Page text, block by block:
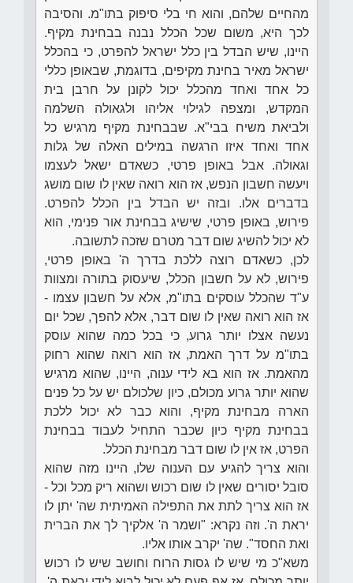
מהחיים שלהם, והוא חי בלי סיפוק בתו"מ. והסיבה
לכך היא, משום שכל הכלל נבנה בבחינת מקיף.
היינו, שיש הבדל בין כלל ישראל להפרט, כי בהכלל
ישראל מאיר בחינת מקיפים, בדוגמת, שבאופן כללי
כל אחד ואחד מהכלל יכול לקונן על חרבן בית
המקדש, ומצפה לגילוי אליהו ולגאולה השלמה
ולביאת משיח בבי"א. שבבחינת מקיף מרגיש כל
אחד ואחד איזו הרגשה במילים האלה של גלות
וגאולה. אבל באופן פרטי, כשאדם ישאל לעצמו
ויעשה חשבון הנפש, אז הוא רואה שאין לו שום מושג
בדברים אלו. ובזה יש הבדל בין הכלל להפרט.
פירוש, באופן פרטי, שישיג בבחינת אור פנימי, הוא
לא יכול להשיג שום דבר מטרם שזכה לתשובה.
לכן, כשאדם רוצה ללכת בדרך ה' באופן פרטי,
פירוש, לא על חשבון הכלל, שיעסוק בתורה ומצוות
ע"ד שהכלל עוסקים בתו"מ, אלא על חשבון עצמו -
אז הוא רואה שאין לו שום דבר, אלא להפך, שכל יום
נעשה אצלו יותר גרוע, כי בכל כמה שהוא עוסק
בתו"מ על דרך האמת, אז הוא רואה שהוא רחוק
מהאמת. אז הוא בא לידי ענוה, היינו, שהוא מרגיש
שהוא יותר גרוע מכולם, כיון שלכולם יש על כל פנים
הארה מבחינת מקיף, והוא כבר לא יכול ללכת
בבחינת מקיף כיון שכבר התחיל לעבוד בבחינת
הפרט, אז אין לו שום דבר מבחינת הכלל.
והוא צריך להגיע עם הענוה שלו, היינו מזה שהוא
סובל יסורים שאין לו שום רכוש ושהוא ריק מכל וכל -
אז הוא צריך לתת את התפילה האמיתית שה' יתן לו
יראת ה'. וזה נקרא: "ושמר ה' אלקיך לך את הברית
ואת החסד". שה' יקרב אותו אליו.
משא"כ מי שיש לו גסות הרוח וחושב שיש לו רכוש